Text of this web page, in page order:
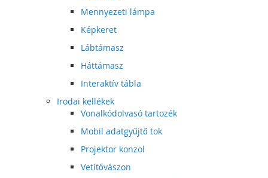
Mennyezeti lámpa
Képkeret
Lábtámasz
Háttámasz
Interaktív tábla
Irodai kellékek
Vonalkódolvasó tartozék
Mobil adatgyűjtő tok
Projektor konzol
Vetítővászon